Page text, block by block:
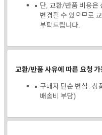
단, 교환/반품 비용은
변경될 수 있으므로
부탁드립니다.
교환/반품 사유에 따른 요청
구매자 단순 변심 :
배송비 부담)